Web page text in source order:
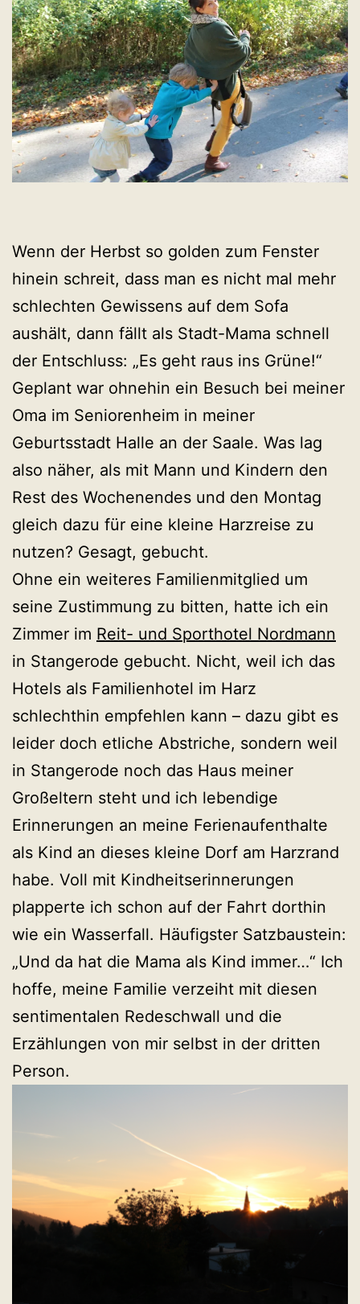
Wenn der Herbst so golden zum Fenster
hinein schreit, dass man es nicht mal mehr
schlechten Gewissens auf dem Sofa
aushält, dann fällt als Stadt-Mama schnell
der Entschluss: „Es geht raus ins Grüne!“
Geplant war ohnehin ein Besuch bei meiner
Oma im Seniorenheim in meiner
Geburtsstadt Halle an der Saale. Was lag
also näher, als mit Mann und Kindern den
Rest des Wochenendes und den Montag
gleich dazu für eine kleine Harzreise zu
nutzen? Gesagt, gebucht.
Ohne ein weiteres Familienmitglied um
seine Zustimmung zu bitten, hatte ich ein
Zimmer im Reit- und Sporthotel Nordmann
in Stangerode gebucht. Nicht, weil ich das
Hotels als Familienhotel im Harz
schlechthin empfehlen kann – dazu gibt es
leider doch etliche Abstriche, sondern weil
in Stangerode noch das Haus meiner
Großeltern steht und ich lebendige
Erinnerungen an meine Ferienaufenthalte
als Kind an dieses kleine Dorf am Harzrand
habe. Voll mit Kindheitserinnerungen
plapperte ich schon auf der Fahrt dorthin
wie ein Wasserfall. Häufigster Satzbaustein:
„Und da hat die Mama als Kind immer…“ Ich
hoffe, meine Familie verzeiht mit diesen
sentimentalen Redeschwall und die
Erzählungen von mir selbst in der dritten
Person.